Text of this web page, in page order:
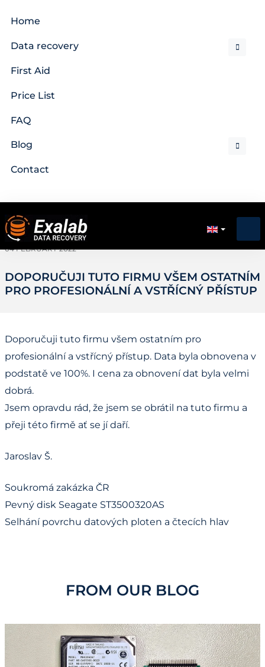
Home
Data recovery
First Aid
Price List
FAQ
Blog
Contact
04 FEBRUARY 2022
DOPORUČUJI TUTO FIRMU VŠEM OSTATNÍM
PRO PROFESIONÁLNÍ A VSTŘÍCNÝ PŘÍSTUP
Doporučuji tuto firmu všem ostatním pro
profesionální a vstřícný přístup. Data byla obnovena v
podstatě ve 100%. I cena za obnovení dat byla velmi
dobrá.
Jsem opravdu rád, že jsem se obrátil na tuto firmu a
přeji této firmě ať se jí daří.
Jaroslav Š.
Soukromá zakázka ČR
Pevný disk Seagate ST3500320AS
Selhání povrchu datových ploten a čtecích hlav
FROM OUR BLOG